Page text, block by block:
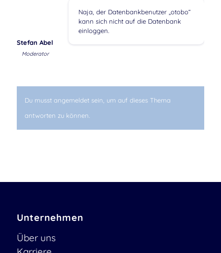
Stefan Abel
Moderator
Naja, der Datenbankbenutzer „otobo“
kann sich nicht auf die Datenbank
einloggen.
Du musst angemeldet sein, um auf dieses Thema
antworten zu können.
Unternehmen
Über uns